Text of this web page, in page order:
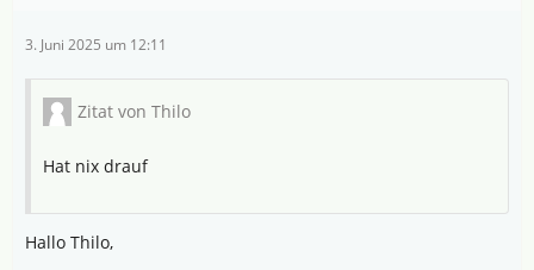
3. Juni 2025 um 12:11
Zitat von Thilo
Hat nix drauf
Hallo Thilo,